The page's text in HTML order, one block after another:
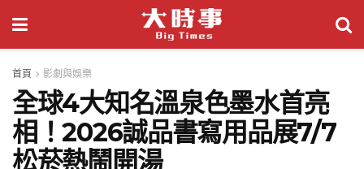
首頁 影劇與娛樂
全球4大知名溫泉色墨水首亮
相！2026誠品書寫用品展7/7
松菸熱鬧開湯